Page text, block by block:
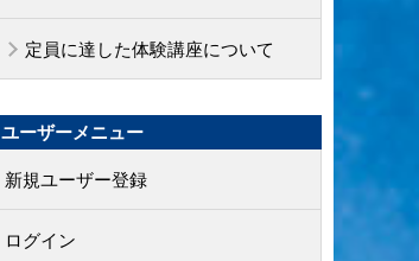
定員に達した体験講座について
ユーザーメニュー
新規ユーザー登録
ログイン